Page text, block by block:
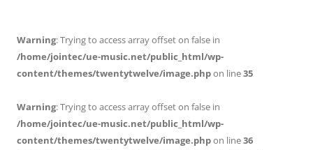
Warning: Trying to access array offset on false in
/home/jointec/ue-music.net/public_html/wp-
content/themes/twentytwelve/image.phpon line35
Warning: Trying to access array offset on false in
/home/jointec/ue-music.net/public_html/wp-
content/themes/twentytwelve/image.phpon line36